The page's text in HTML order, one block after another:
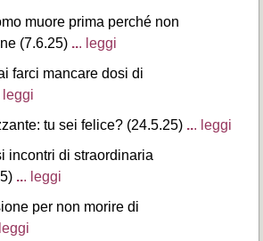
muore prima perché non
(7.6.25) ... leggi
farci mancare dosi di
leggi
tu sei felice? (24.5.25) ... leggi
incontri di straordinaria
... leggi
per non morire di